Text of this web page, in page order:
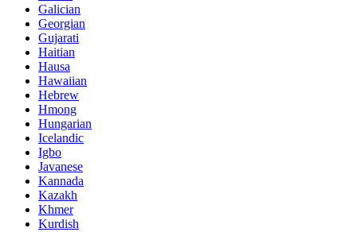
Galician
Georgian
Gujarati
Haitian
Hausa
Hawaiian
Hebrew
Hmong
Hungarian
Icelandic
Igbo
Javanese
Kannada
Kazakh
Khmer
Kurdish